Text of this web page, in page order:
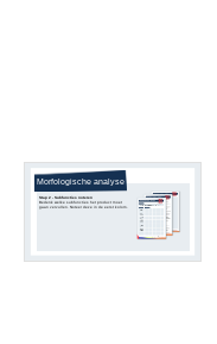
Stap 2 - Subfuncties noteren
Bedenk welke subfuncties het product moet
gaan vervullen. Noteer deze in de eerst kolom.
Morfologische analyse